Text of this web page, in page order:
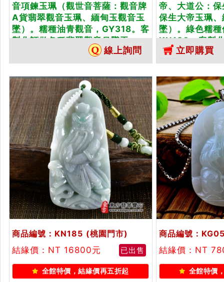
音項鍊玉珮（觀世音菩薩：觀音牌
A貨翡翠觀音玉珮、緬甸玉觀音玉
墜）。糯種油青觀音，GY318。客
製化訂做各種翡翠觀音吊墜玉...
線上詢問
帝、大道公：
保生大帝玉珮
墜）。綠色糯
KN180。客製
大帝...立即購買
商品編號：KN185 (桃園門市)
結緣價：NT 16800元
已出售
全館特價，結緣價再五折起
商品編號：
結緣價：NT
全館特價